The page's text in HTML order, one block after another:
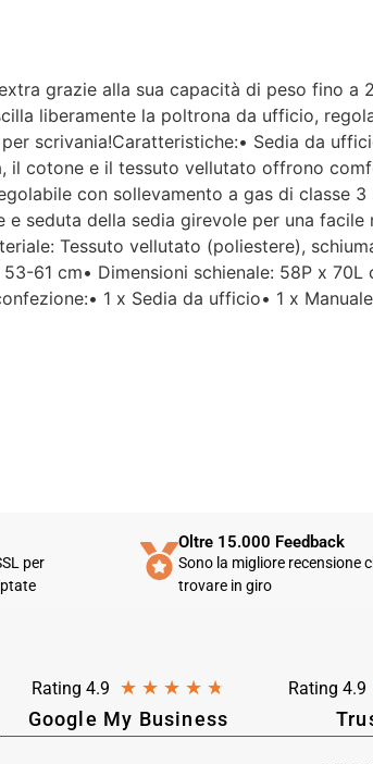
Per un'azienda che vende
esclusivamente online, mi
aspettavo un servizio clienti molto
più efficiente. L'assistenza è
disponibile solo in fasce orarie
molto limitate e, nel mio caso, la
gestione del post-vendita è stata
lenta e poco rassicurante.
Un errore nella spedizione può
grazie alla sua capacità di peso fino a
liberamente la poltrona da ufficio,
scrivania!Caratteristiche:• Sedia da
il cotone e il tessuto vellutato offrono
con sollevamento a gas di classe
seduta della sedia girevole per una
Tessuto vellutato (poliestere),
61 cm• Dimensioni schienale: 58P x 70L
1 x Sedia da ufficio• 1 x Manuale
per
Oltre 15.000 Feedback
Sono la migliore recensione
trovare in giro
Rating 4.9 ★ ★ ★ ★ ★
Google My Business
Rating 4.9